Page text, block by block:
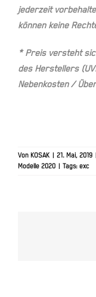
jederzeit
können keine
* Preis versteht
des Herstellers
Nebenkosten /
Von KOSAK 21. Mai, 2019
Modelle 2020
Tags: exc